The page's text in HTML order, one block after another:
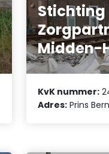
Stichting
Midden-
KvK nummer:
Adres: Prins